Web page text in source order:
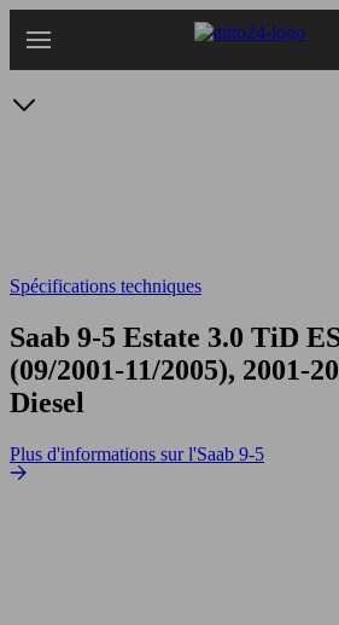
au
Spécifications techniques
Saab 9-5 Estate 3.0 TiD
(09/2001-11/2005), 2001-
Diesel
Plus d'informations sur l'Saab 9-5